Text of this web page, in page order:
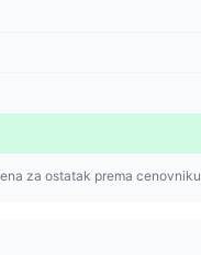
za ostatak prema cenovniku